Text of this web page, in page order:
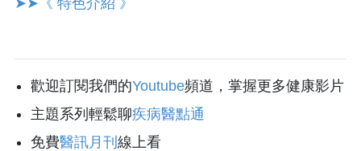
歡迎訂閱我們的Youtube頻道，掌握更多健康影片
主題系列輕鬆聊疾病醫點通
免費醫訊月刊 線上看